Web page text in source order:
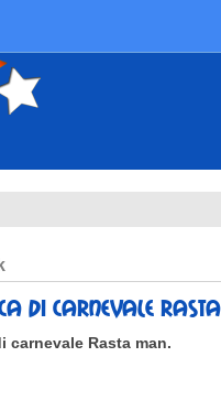
di carnevale
carnevale Rasta man.